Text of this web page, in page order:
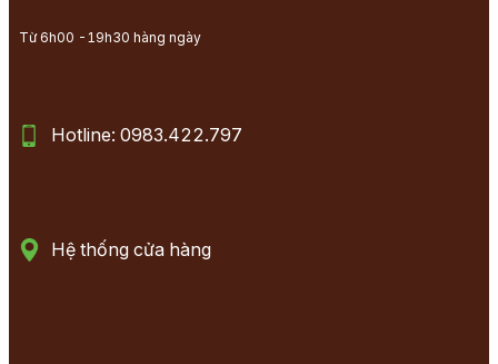
Từ 6h00 -19h30 hàng ngày
Hotline: 0983.422.797
Hệ thống cửa hàng